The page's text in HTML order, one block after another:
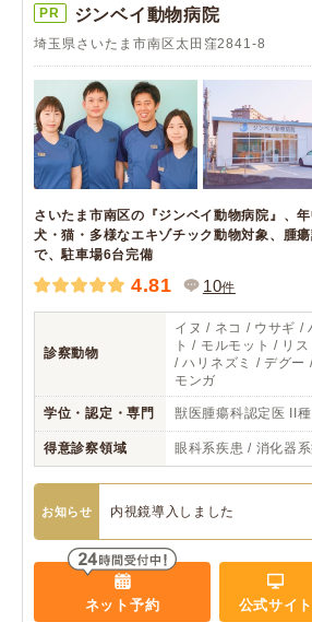
PR ジンベイ動物病院
埼玉県さいたま市南区太田窪2841-8
さいたま市南区の『ジンベイ動物病院』、年
犬・猫・多様なエキゾチック動物対象、腫
で、駐車場6台完備
4.81 10件
診察動物
イヌ / ネコ / ウサギ /
ト / モルモット / リ
/ ハリネズミ / デグー
モンガ
学位・認定・専門 獣医腫瘍科認定医 II種
得意診察領域 眼科系疾患 / 消化器
お知らせ 内視鏡導入しました
ネット予約 公式サイト